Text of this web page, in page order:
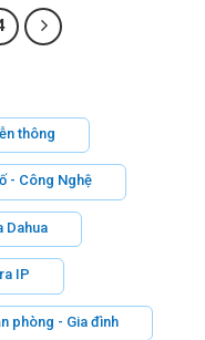
thông
- Công Nghệ
Dahua
IP
phòng - Gia đình